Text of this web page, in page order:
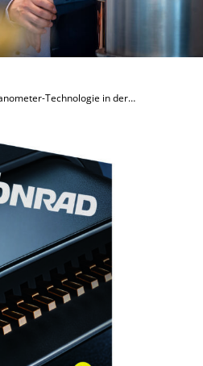
Technologie in der…